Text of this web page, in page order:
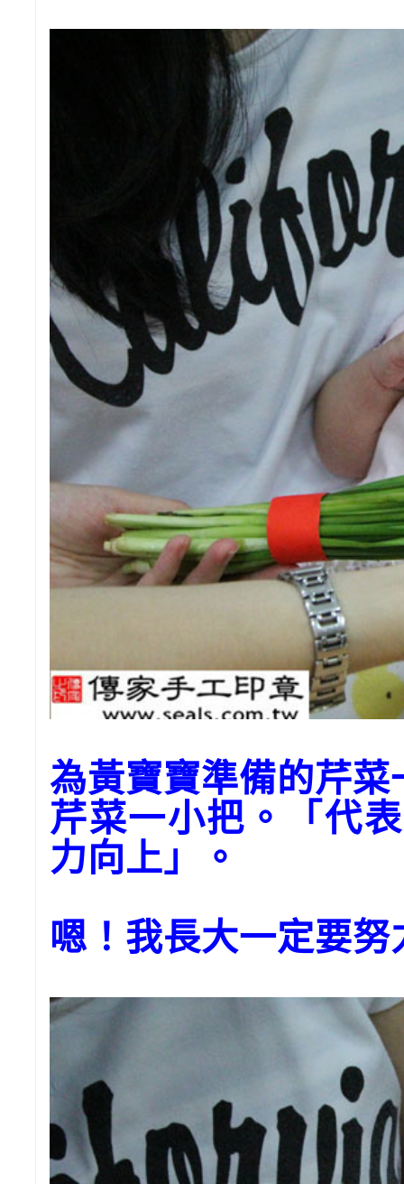
為黃寶寶準備的芹菜
芹菜一小把。「代
力向上」。
嗯！我長大一定要